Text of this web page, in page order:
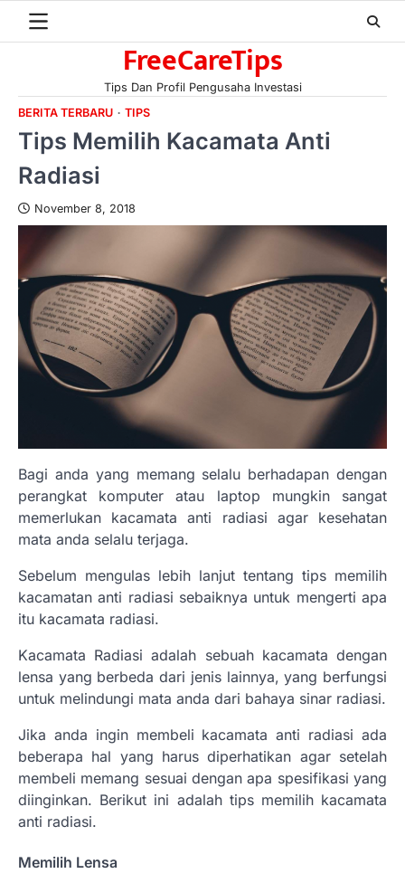
FreeCareTips
Tips Dan Profil Pengusaha Investasi
BERITA TERBARU
TIPS
Tips Memilih Kacamata Anti
Radiasi
November 8, 2018
Bagi anda yang memang selalu berhadapan dengan
perangkat komputer atau laptop mungkin sangat
memerlukan kacamata anti radiasi agar kesehatan
mata anda selalu terjaga.
Sebelum mengulas lebih lanjut tentang tips memilih
kacamatan anti radiasi sebaiknya untuk mengerti apa
itu kacamata radiasi.
Kacamata Radiasi adalah sebuah kacamata dengan
lensa yang berbeda dari jenis lainnya, yang berfungsi
untuk melindungi mata anda dari bahaya sinar radiasi.
Jika anda ingin membeli kacamata anti radiasi ada
beberapa hal yang harus diperhatikan agar setelah
membeli memang sesuai dengan apa spesifikasi yang
diinginkan. Berikut ini adalah tips memilih kacamata
anti radiasi.
Memilih Lensa